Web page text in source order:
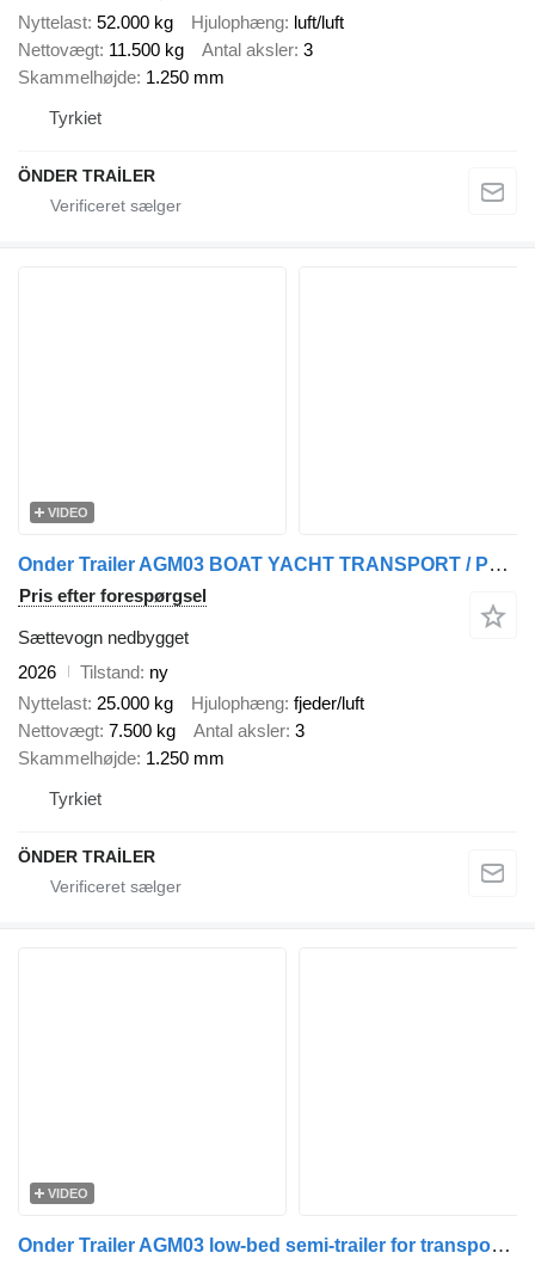
Nyttelast 52.000 kg Hjulophæng luft/luft
Nettovægt 11.500 kg Antal aksler 3
Skammelhøjde 1.250 mm
Tyrkiet
ÖNDER TRAİLER
VIDEO
Onder Trailer AGM03 BOAT YACHT TRANSPORT / PORTA YACHT PER BARCA 3 axl
Pris efter forespørgsel
Sættevogn nedbygget
2026
Tilstand ny
Nyttelast 25.000 kg Hjulophæng fjeder/luft
Nettovægt 7.500 kg Antal aksler 3
Skammelhøjde 1.250 mm
Tyrkiet
ÖNDER TRAİLER
VIDEO
Onder Trailer AGM03 low-bed semi-trailer for transporting tall vehicles 3 axl